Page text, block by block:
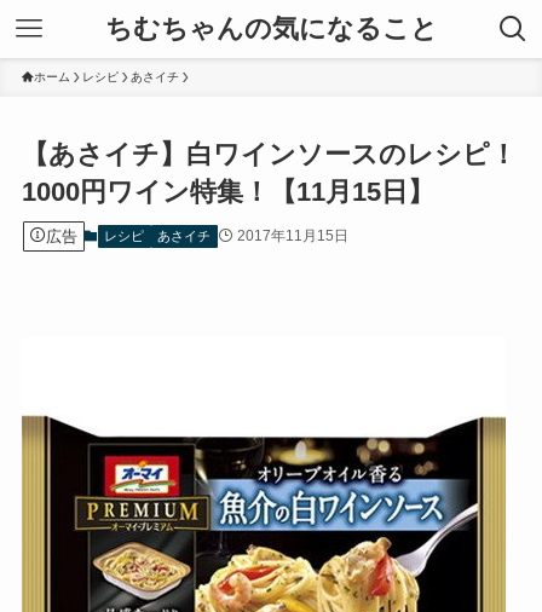
ちむちゃんの気になること
ホーム レシピ あさイチ
【あさイチ】白ワインソースのレシピ！
1000円ワイン特集！【11月15日】
広告 レシピ あさイチ 2017年11月15日